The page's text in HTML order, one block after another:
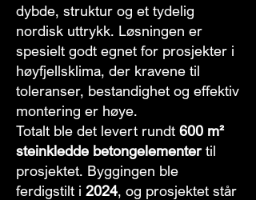
dybde, struktur og et tydelig
nordisk uttrykk. Løsningen er
spesielt godt egnet for prosjekter i
høyfjellsklima, der kravene til
toleranser, bestandighet og effektiv
montering er høye.
Totalt ble det levert rundt 600 m²
steinkledde betongelementertil
prosjektet. Byggingen ble
ferdigstilt i 2024, og prosjektet står